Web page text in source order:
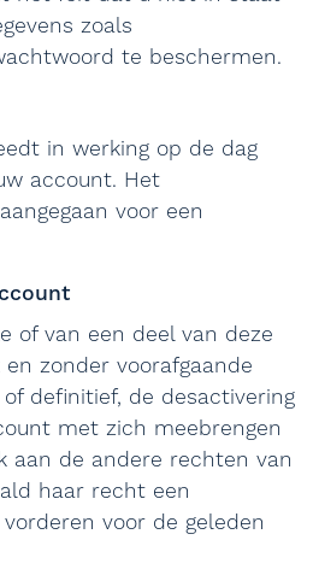
zoals
te beschermen.
in werking op de dag
account. Het
voor een
of van een deel van deze
zonder voorafgaande
definitief, de desactivering
met zich meebrengen
aan de andere rechten van
haar recht een
voor de geleden